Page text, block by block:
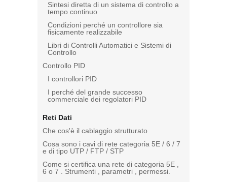
Sintesi diretta di un sistema di controllo a
tempo continuo
Condizioni perché un controllore sia
fisicamente realizzabile
Libri di Controlli Automatici e Sistemi di
Controllo
Controllo PID
I controllori PID
I perché del grande successo
commerciale dei regolatori PID
Reti Dati
Che cos'è il cablaggio strutturato
Cosa sono i cavi di rete categoria 5E / 6 / 7
e di tipo UTP / FTP / STP
Come si certifica una rete di categoria 5E ,
6 o 7 . Strumenti , parametri , permessi.